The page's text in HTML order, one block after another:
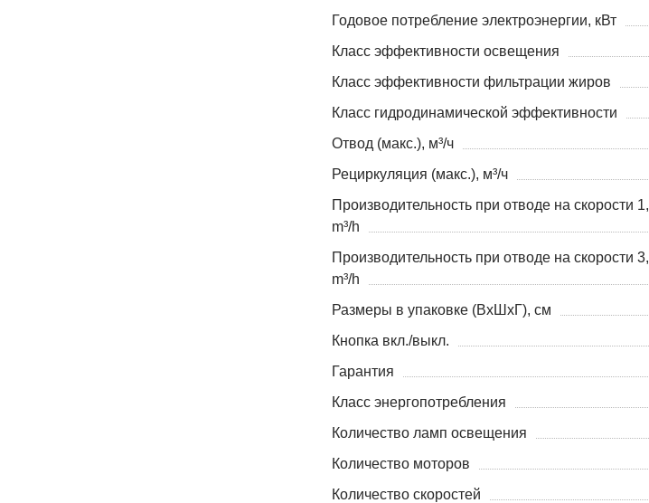
Годовое потребление электроэнергии, кВт
Класс эффективности освещения
Класс эффективности фильтрации жиров
Класс гидродинамической эффективности
Отвод (макс.), м³/ч
Рециркуляция (макс.), м³/ч
Производительность при отводе на скорости 1,
m³/h
Производительность при отводе на скорости 3,
m³/h
Размеры в упаковке (ВхШхГ), см
Кнопка вкл./выкл.
Гарантия
Класс энергопотребления
Количество ламп освещения
Количество моторов
Количество скоростей